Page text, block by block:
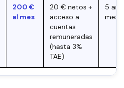
200 €
al mes
20 € netos +
acceso a
cuentas
remuneradas
(hasta 3%
TAE)
5
mes